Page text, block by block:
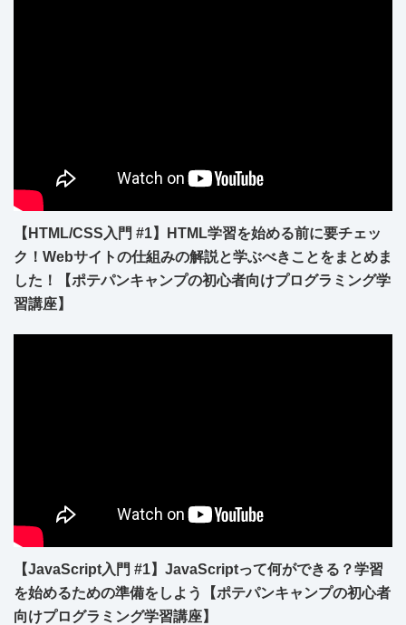
【HTML/CSS入門 #1】HTML学習を始める前に要チェッ
ク！Webサイトの仕組みの解説と学ぶべきことをまとめま
した！【ポテパンキャンプの初心者向けプログラミング学
習講座】
【JavaScript入門 #1】JavaScriptって何ができる？学習
を始めるための準備をしよう【ポテパンキャンプの初心者
向けプログラミング学習講座】